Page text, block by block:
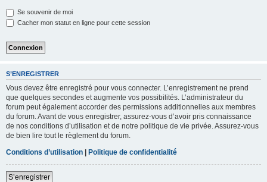
Se souvenir de moi
Cacher mon statut en ligne pour cette session
S’ENREGISTRER
Vous devez être enregistré pour vous connecter. L’enregistrement ne prend
que quelques secondes et augmente vos possibilités. L’administrateur du
forum peut également accorder des permissions additionnelles aux membres
du forum. Avant de vous enregistrer, assurez-vous d’avoir pris connaissance
de nos conditions d’utilisation et de notre politique de vie privée. Assurez-vous
de bien lire tout le règlement du forum.
Conditions d’utilisation | Politique de confidentialité
S’enregistrer